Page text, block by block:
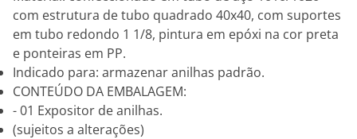
com estrutura de tubo quadrado 40x40, com suportes
em tubo redondo 1 1/8, pintura em epóxi na cor preta
e ponteiras em PP.
Indicado para: armazenar anilhas padrão.
CONTEÚDO DA EMBALAGEM:
- 01 Expositor de anilhas.
(sujeitos a alterações)